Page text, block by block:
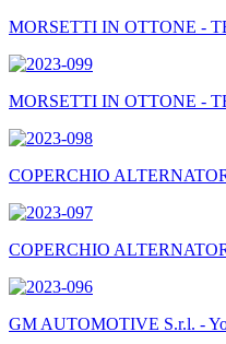
MORSETTI IN OTTONE -
MORSETTI IN OTTONE -
COPERCHIO
COPERCHIO
GM AUTOMOTIVE S.r.l. -